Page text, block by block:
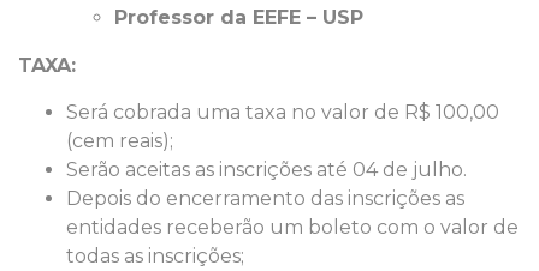
Professor da EEFE – USP
TAXA:
Será cobrada uma taxa no valor de R$ 100,00
(cem reais);
Serão aceitas as inscrições até 04 de julho.
Depois do encerramento das inscrições as
entidades receberão um boleto com o valor de
todas as inscrições;